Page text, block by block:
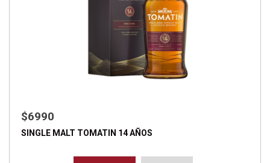
$6990
SINGLE MALT TOMATIN 14 AÑOS